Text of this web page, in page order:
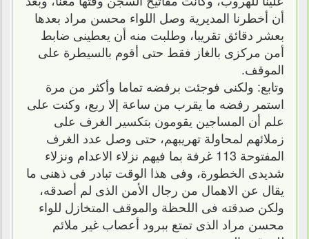
أن أخطرنا المديرية وصل اللواء محسن مراد بعدها
بعشر دقائق تقريبا، وطلبت منه أن يعطينى ضابط
أمن مركزى بالغاز فقط حتى أقوم بالسيطرة على
الموقف.
وتابع: ولكنى فوجئت برفضه تماما وأكثر من مرة
استمر رفضه ما يقرب من ساعة إلا ربع، وكنت على
علم أن المساجين يقومون بتكسير الغرف على
زملائهم لمحاولة تهريبهم، حتى وصل عدد الغرف
المفتوحة 113 غرفة بما فيهم نزلاء الاعدام ونزلاء
شديدى الخطورة، وفى هذا الوقت تبادر فى ذهنى ما
يقال عن الاهمال من رجال الأمن الذى لم أصدقه،
ولكن صدقته فى اللحظة والموقف المتخازل للواء
محسن مراد الذى تمتع ببرود أعصاب غير ملائم